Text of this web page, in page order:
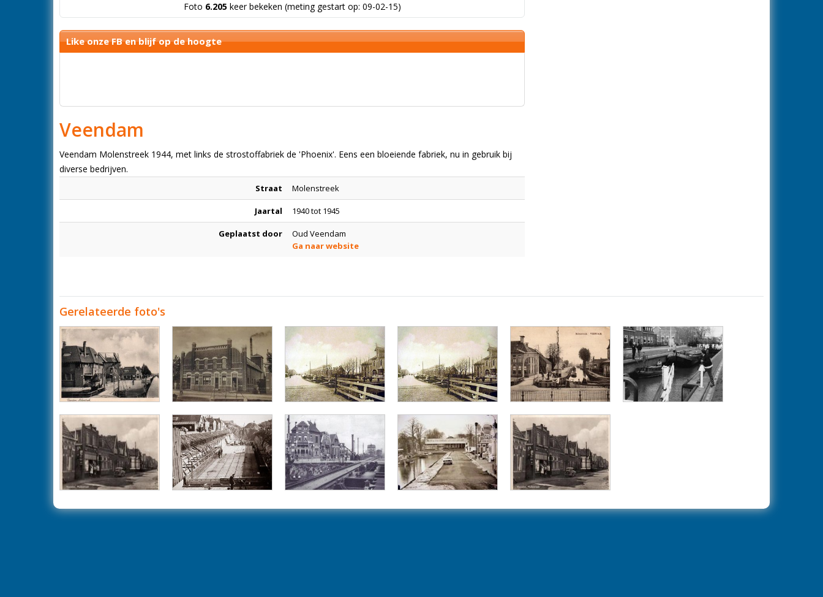
Foto 6.205keer bekeken (meting gestart op: 09-02-15)
Like onze FB en blijf op de hoogte
Veendam
Veendam Molenstreek 1944, met links de strostoffabriek de 'Phoenix'. Eens een bloeiende fabriek, nu in gebruik bij
diverse bedrijven.
Straat Molenstreek
Jaartal 1940 tot 1945
Geplaatst door
Oud Veendam
Ga naar website
Gerelateerde foto's